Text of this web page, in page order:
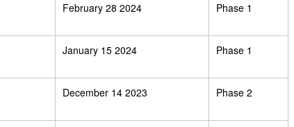
February 28 2024 Phase 1
January 15 2024 Phase 1
December 14 2023 Phase 2